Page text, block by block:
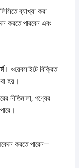
ব্যাখ্যা করা
করতে পারবেন এবং
। ওয়েবসাইটে বিক্রিত
হয়।
নীতিমালা, পণ্যের
করতে পারেন—